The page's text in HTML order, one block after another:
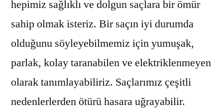
hepimiz sağlıklı ve dolgun saçlara bir ömür
sahip olmak isteriz. Bir saçın iyi durumda
olduğunu söyleyebilmemiz için yumuşak,
parlak, kolay taranabilen ve elektriklenmeyen
olarak tanımlayabiliriz. Saçlarımız çeşitli
nedenlerlerden ötürü hasara uğrayabilir.